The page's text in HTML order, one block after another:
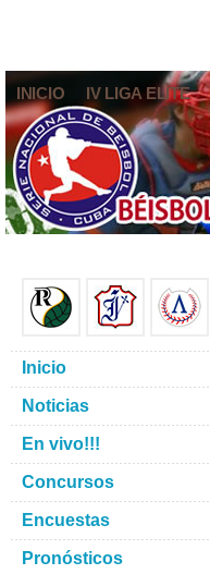
INICIO IV LIGA ELITE
Inicio
Noticias
En vivo!!!
Concursos
Encuestas
Pronósticos